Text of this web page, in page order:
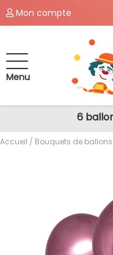
Mon compte
Menu
6
Accueil / Bouquets de ballons